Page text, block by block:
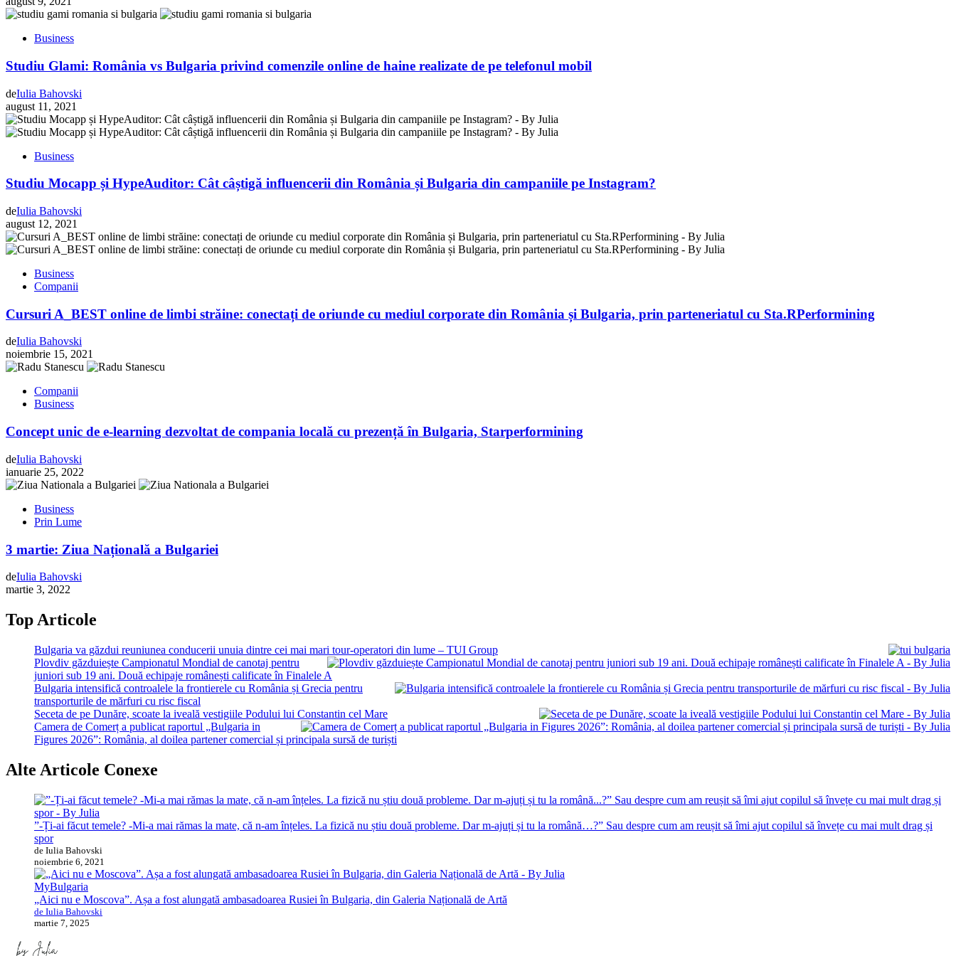
Business
Studiu Glami: România vs Bulgaria privind comenzile online de haine realizate de pe telefonul mobil
deIulia Bahovski
august 11, 2021
Business
Studiu Mocapp și HypeAuditor: Cât câștigă influencerii din România și Bulgaria din campaniile pe Instagram?
deIulia Bahovski
august 12, 2021
Business
Companii
Cursuri A_BEST online de limbi străine: conectați de oriunde cu mediul corporate din România și Bulgaria, prin parteneriatul cu Sta.RPerformining
deIulia Bahovski
noiembrie 15, 2021
Companii
Business
Concept unic de e-learning dezvoltat de compania locală cu prezență în Bulgaria, Starperformining
deIulia Bahovski
ianuarie 25, 2022
Business
Prin Lume
3 martie: Ziua Națională a Bulgariei
deIulia Bahovski
martie 3, 2022
Top Articole
Bulgaria va găzdui reuniunea conducerii unuia dintre cei mai mari tour-operatori din lume – TUI Group
Plovdiv găzduiește Campionatul Mondial de canotaj pentru
juniori sub 19 ani. Două echipaje românești calificate în Finalele A
Bulgaria intensifică controalele la frontierele cu România și Grecia pentru
transporturile de mărfuri cu risc fiscal
Seceta de pe Dunăre, scoate la iveală vestigiile Podului lui Constantin cel Mare
Camera de Comerț a publicat raportul „Bulgaria in
Figures 2026”: România, al doilea partener comercial și principala sursă de turiști
Alte Articole Conexe
”-Ți-ai făcut temele? -Mi-a mai rămas la mate, că n-am înțeles. La fizică nu știu două probleme. Dar m-ajuți și tu la română…?” Sau despre cum am reușit să îmi ajut copilul să învețe cu mai mult drag și
spor
de Iulia Bahovski
noiembrie 6, 2021
MyBulgaria
„Aici nu e Moscova”. Așa a fost alungată ambasadoarea Rusiei în Bulgaria, din Galeria Națională de Artă
de Iulia Bahovski
martie 7, 2025